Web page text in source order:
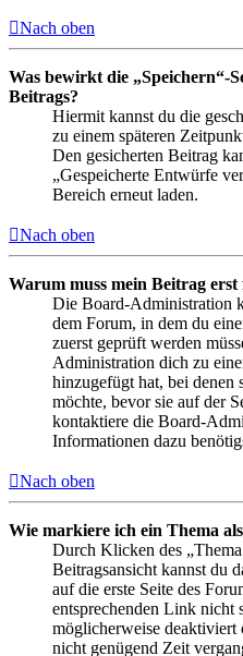
Nach oben
Was bewirkt die „Speichern“-
Beitrags?
Hiermit kannst du die
zu einem späteren
Den gesicherten Beitrag
„Gespeicherte Entwürfe
Bereich erneut laden.
Nach oben
Warum muss mein Beitrag erst
Die Board-Administration
dem Forum, in dem du
zuerst geprüft werden
Administration dich zu
hinzugefügt hat, bei denen
möchte, bevor sie auf der
kontaktiere die Board-
Informationen dazu
Nach oben
Wie markiere ich ein Thema
Durch Klicken des
Beitragsansicht kannst du
auf die erste Seite des
entsprechenden Link nicht
möglicherweise deaktiviert
nicht genügend Zeit